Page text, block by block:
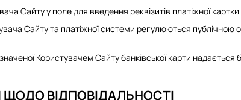
Сайту у поле для введення реквізитів платіжної
Сайту та платіжної системи регулюються
Користувачем Сайту банківської карти
ВІДПОВІДАЛЬНОСТІ